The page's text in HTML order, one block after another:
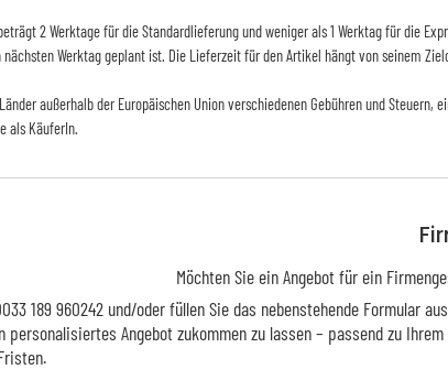
2 Werktage für die Standardlieferung und weniger als 1 Werktag für die
Werktag geplant ist. Die Lieferzeit für den Artikel hängt von seinem
außerhalb der Europäischen Union verschiedenen Gebühren und
als KäuferIn.
Möchten Sie ein Angebot für ein
189 960242 und/oder füllen Sie das nebenstehende Formular
Angebot zukommen zu lassen – passend zu Ihrem